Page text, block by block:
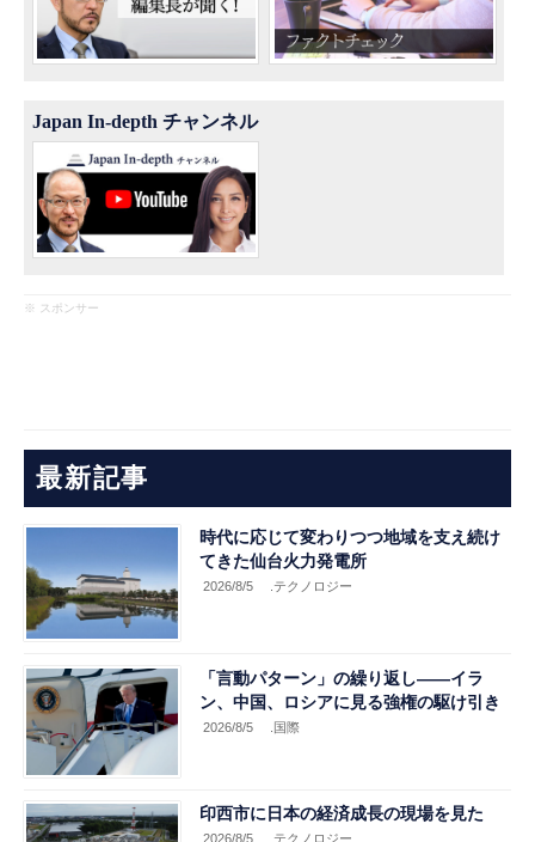
Japan In-depth チャンネル
※ スポンサー
最新記事
時代に応じて変わりつつ地域を支え続け
てきた仙台火力発電所
2026/8/5 .テクノロジー
「言動パターン」の繰り返し――イラ
ン、中国、ロシアに見る強権の駆け引き
2026/8/5 .国際
印西市に日本の経済成長の現場を見た
2026/8/5 .テクノロジー